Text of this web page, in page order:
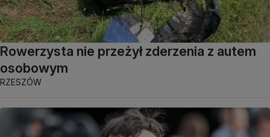
Rowerzysta nie przeżył zderzenia z autem
osobowym
RZESZÓW